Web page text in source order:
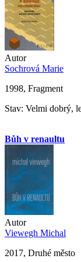
Autor
Sochrová Marie
1998, Fragment
Stav: Velmi dobrý,
Bůh v renaultu
Autor
Viewegh Michal
2017, Druhé město